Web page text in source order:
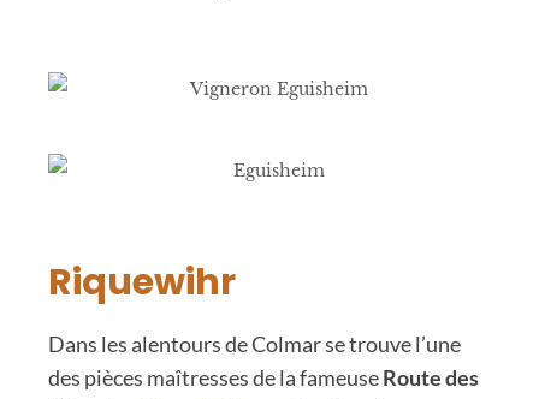
Riquewihr
Dans les alentours de Colmar se trouve l’une
des pièces maîtresses de la fameuseRoute des